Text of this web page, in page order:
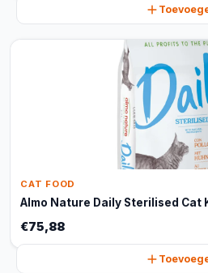
CAT FOOD
Almo Nature Daily Sterilised Cat
€75,88